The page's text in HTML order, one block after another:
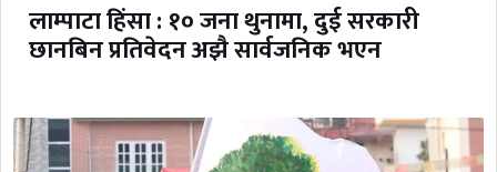
लाम्पाटा हिंसा : १० जना थुनामा, दुई सरकारी
छानबिन प्रतिवेदन अझै सार्वजनिक भएन